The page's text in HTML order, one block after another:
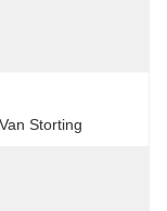
Storting